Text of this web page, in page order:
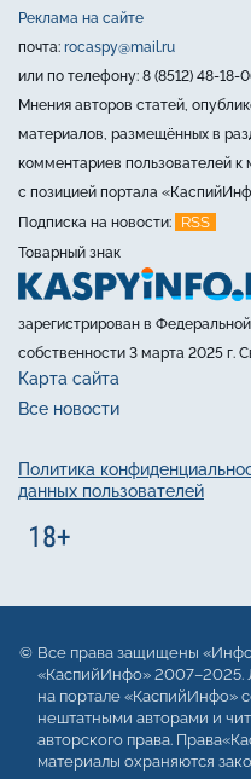
Реклама на сайте
почта: rocaspy@mail.ru
или по телефону: 8 (8512) 48-18-
Мнения авторов статей,
материалов, размещённых в
комментариев пользователей к
с позицией портала
Подписка на новости:
RSS
Товарный знак
зарегистрирован в
собственности 3 марта 2025 г.
Карта сайта
Все новости
Политика
данных пользователей
Все права защищены
«КаспийИнфо»
на портале «КаспийИнфо»
нештатными авторами и
авторского права.
материалы охраняются